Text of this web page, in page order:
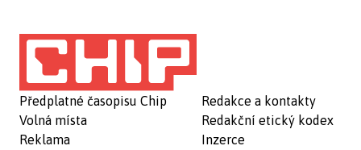
Předplatné časopisu Chip
Volná místa
Reklama
Redakce a kontakty
Redakční etický kodex
Inzerce